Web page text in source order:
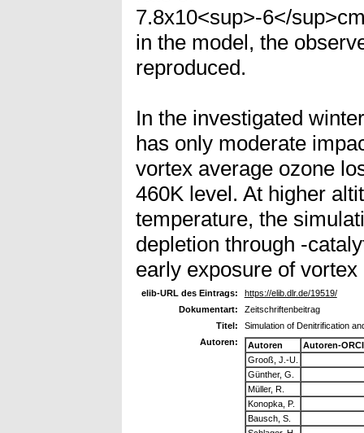
7.8x10<sup>-6</
in the model, the
reproduced.
In the investigated
has only moderate
vortex average ozone
460K level. At higher
temperature, the
depletion through -
early exposure of
elib-URL des Eintrags:
https://elib.dlr.de/19519/
Dokumentart:
Zeitschriftenbeitrag
Titel:
Simulation of Denitrification
Autoren:
Autoren
Autoren-
Grooß, J.-U.
Günther, G.
Müller, R.
Konopka, P.
Bausch, S.